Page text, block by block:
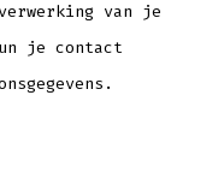
van je
je contact